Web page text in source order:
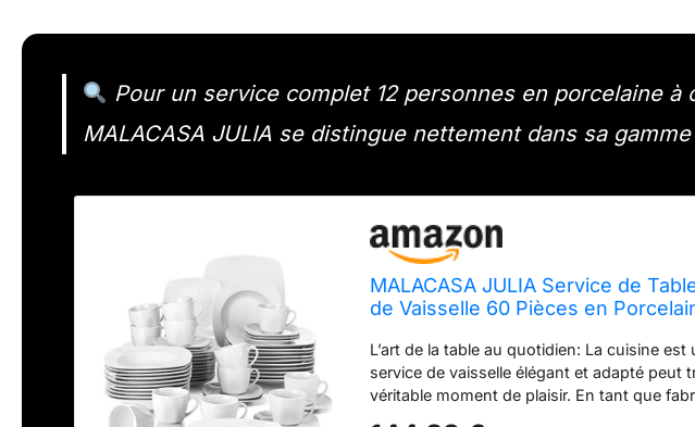
Pour un service complet 12 personnes en porcelaine à
MALACASA JULIA se distingue nettement dans sa
MALACASA JULIA Service de
de Vaisselle 60 Pièces en
Soucoupes, Blanc
L’art de la table au quotidien: La cuisine
service de vaisselle élégant et adapté peut
véritable moment de plaisir. En tant que